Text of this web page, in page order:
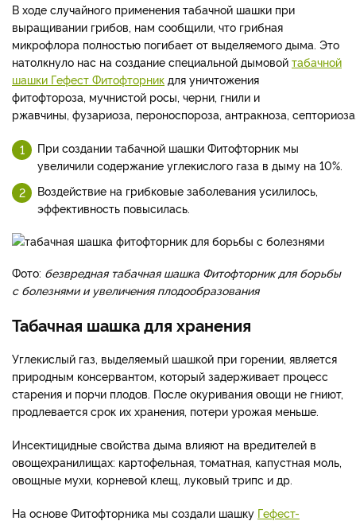
В ходе случайного применения табачной шашки при
выращивании грибов, нам сообщили, что грибная
микрофлора полностью погибает от выделяемого дыма. Это
натолкнуло нас на создание специальной дымовой табачной
шашки Гефест Фитофторник для уничтожения
фитофтороза, мучнистой росы, черни, гнили и
ржавчины, фузариоза, пероноспороза, антракноза,
При создании табачной шашки Фитофторник мы
увеличили содержание углекислого газа в дыму на 10%.
Воздействие на грибковые заболевания усилилось,
эффективность повысилась.
Фото: безвредная табачная шашка Фитофторник для борьбы
с болезнями и увеличения плодообразования
Табачная шашка для хранения
Углекислый газ, выделяемый шашкой при горении, является
природным консервантом, который задерживает процесс
старения и порчи плодов. После окуривания овощи не гниют,
продлевается срок их хранения, потери урожая меньше.
Инсектицидные свойства дыма влияют на вредителей в
овощехранилищах: картофельная, томатная, капустная моль,
овощные мухи, корневой клещ, луковый трипс и др.
На основе Фитофторника мы создали шашку Гефест-